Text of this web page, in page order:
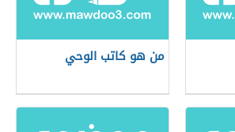
من هو كاتب الوحي